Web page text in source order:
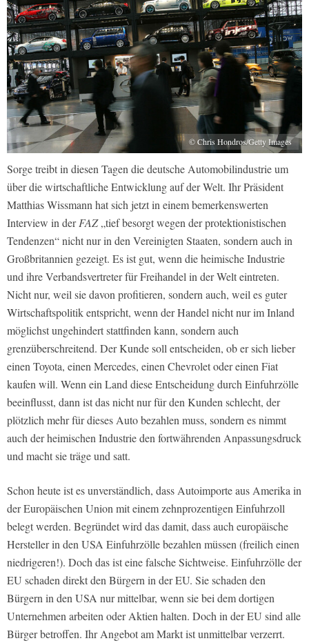
© Chris Hondros/Getty Images
Sorge treibt in diesen Tagen die deutsche Automobilindustrie um
über die wirtschaftliche Entwicklung auf der Welt. Ihr Präsident
Matthias Wissmann hat sich jetzt in einem bemerkenswerten
Interview in derFAZ„tief besorgt wegen der protektionistischen
Tendenzen“ nicht nur in den Vereinigten Staaten, sondern auch in
Großbritannien gezeigt. Es ist gut, wenn die heimische Industrie
und ihre Verbandsvertreter für Freihandel in der Welt eintreten.
Nicht nur, weil sie davon profitieren, sondern auch, weil es guter
Wirtschaftspolitik entspricht, wenn der Handel nicht nur im Inland
möglichst ungehindert stattfinden kann, sondern auch
grenzüberschreitend. Der Kunde soll entscheiden, ob er sich lieber
einen Toyota, einen Mercedes, einen Chevrolet oder einen Fiat
kaufen will. Wenn ein Land diese Entscheidung durch Einfuhrzölle
beeinflusst, dann ist das nicht nur für den Kunden schlecht, der
plötzlich mehr für dieses Auto bezahlen muss, sondern es nimmt
auch der heimischen Industrie den fortwährenden Anpassungsdruck
und macht sie träge und satt.
Schon heute ist es unverständlich, dass Autoimporte aus Amerika in
der Europäischen Union mit einem zehnprozentigen Einfuhrzoll
belegt werden. Begründet wird das damit, dass auch europäische
Hersteller in den USA Einfuhrzölle bezahlen müssen (freilich einen
niedrigeren!). Doch das ist eine falsche Sichtweise. Einfuhrzölle der
EU schaden direkt den Bürgern in der EU. Sie schaden den
Bürgern in den USA nur mittelbar, wenn sie bei dem dortigen
Unternehmen arbeiten oder Aktien halten. Doch in der EU sind alle
Bürger betroffen. Ihr Angebot am Markt ist unmittelbar verzerrt.